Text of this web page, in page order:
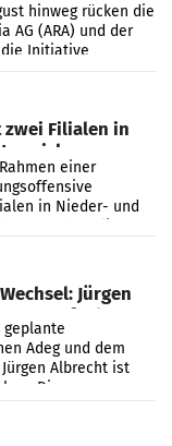
hinweg rücken die
AG (ARA) und der
Initiative
österreichischen
Filialen in
Rahmen einer
in Nieder- und
Jürgen
auf Adeg
geplante
Adeg und dem
Albrecht ist
Die
und der